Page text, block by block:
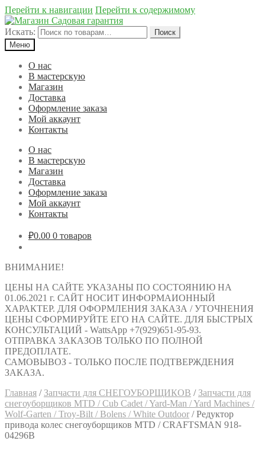
Перейти к навигации Перейти к содержимому
Искать:
Поиск
Меню
О нас
В мастерскую
Магазин
Доставка
Оформление заказа
Мой аккаунт
Контакты
О нас
В мастерскую
Магазин
Доставка
Оформление заказа
Мой аккаунт
Контакты
₽0.00 0 товаров
ВНИМАНИЕ!
ЦЕНЫ НА САЙТЕ УКАЗАНЫ ПО СОСТОЯНИЮ НА
01.06.2021 г. САЙТ НОСИТ ИНФОРМАИОННЫЙ
ХАРАКТЕР. ДЛЯ ОФОРМЛЕНИЯ ЗАКАЗА / УТОЧНЕНИЯ
ЦЕНЫ СФОРМИРУЙТЕ ЕГО НА САЙТЕ. ДЛЯ БЫСТРЫХ
КОНСУЛЬТАЦИЙ - WattsApp +7(929)651-95-93.
ОТПРАВКА ЗАКАЗОВ ТОЛЬКО ПО ПОЛНОЙ
ПРЕДОПЛАТЕ.
САМОВЫВОЗ - ТОЛЬКО ПОСЛЕ ПОДТВЕРЖДЕНИЯ
ЗАКАЗА.
Главная / Запчасти для СНЕГОУБОРЩИКОВ / Запчасти для
снегоуборщиков MTD / Cub Cadet / Yard-Man / Yard Machines /
Wolf-Garten / Troy-Bilt / Bolens / White Outdoor /Редуктор
привода колес снегоуборщиков MTD / CRAFTSMAN 918-
04296B